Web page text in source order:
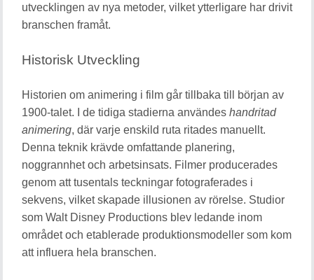
utvecklingen av nya metoder, vilket ytterligare har drivit
branschen framåt.
Historisk Utveckling
Historien om animering i film går tillbaka till början av
1900-talet. I de tidiga stadierna användes handritad
animering, där varje enskild ruta ritades manuellt.
Denna teknik krävde omfattande planering,
noggrannhet och arbetsinsats. Filmer producerades
genom att tusentals teckningar fotograferades i
sekvens, vilket skapade illusionen av rörelse. Studior
som Walt Disney Productions blev ledande inom
området och etablerade produktionsmodeller som kom
att influera hela branschen.